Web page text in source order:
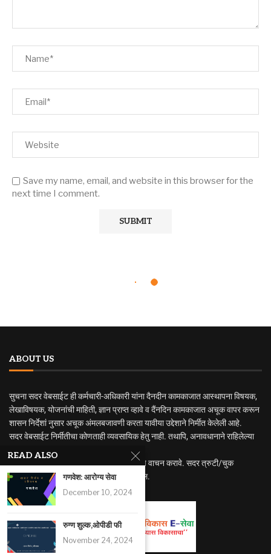
Save my name, email, and website in this browser for the
next time I comment.
ABOUT US
सुचना सदर वेबसाईट ही कर्मचारी-अधिकारी यांना दैनदीन कामकाजात आस्थापना विषयक,
लेखाविषयक, योजनांची माहिती, ज्ञान प्राप्त व्हावे व दैंनदिन कामकाजात अचूक वापर करून
शासन निर्देशां नुसार अचूक अंमलबजावणी करता यावीया उद्देशाने निर्मीत केलेली आहे.
सदर वेबसाईट निर्मीतीचा कोणताही व्यवसायिक हेतु नाही. तथापि, अनावधानाने राहिलेल्या
अधिक अभ्यासासाठी मुळ नियम व शासन निर्णयाचे वाचन करावे. सदर त्रुटी/चुक
निदर्शनास आणुन दिल्यास सुधारणा करण्यात येईल.
READ ALSO
गणवेश: आरोग्य सेवा
December 10, 2024
रुग्ण शुल्क,ओपीडी फी
November 24, 2024